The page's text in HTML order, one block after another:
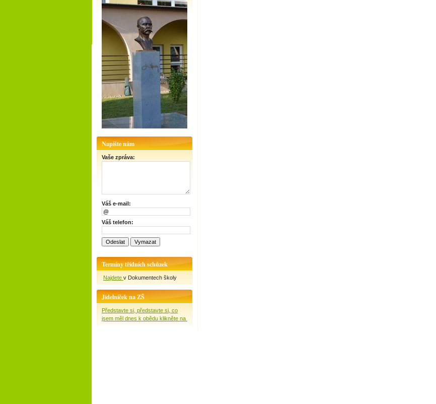
Napište nám
Vaše zpráva:
Váš e-mail:
Váš telefon:
Termíny třídních schůzek
Najdete v Dokumentech školy
Jídelníček na ZŠ
Představte si, představte si, co
jsem měl dnes k obědu klikněte na